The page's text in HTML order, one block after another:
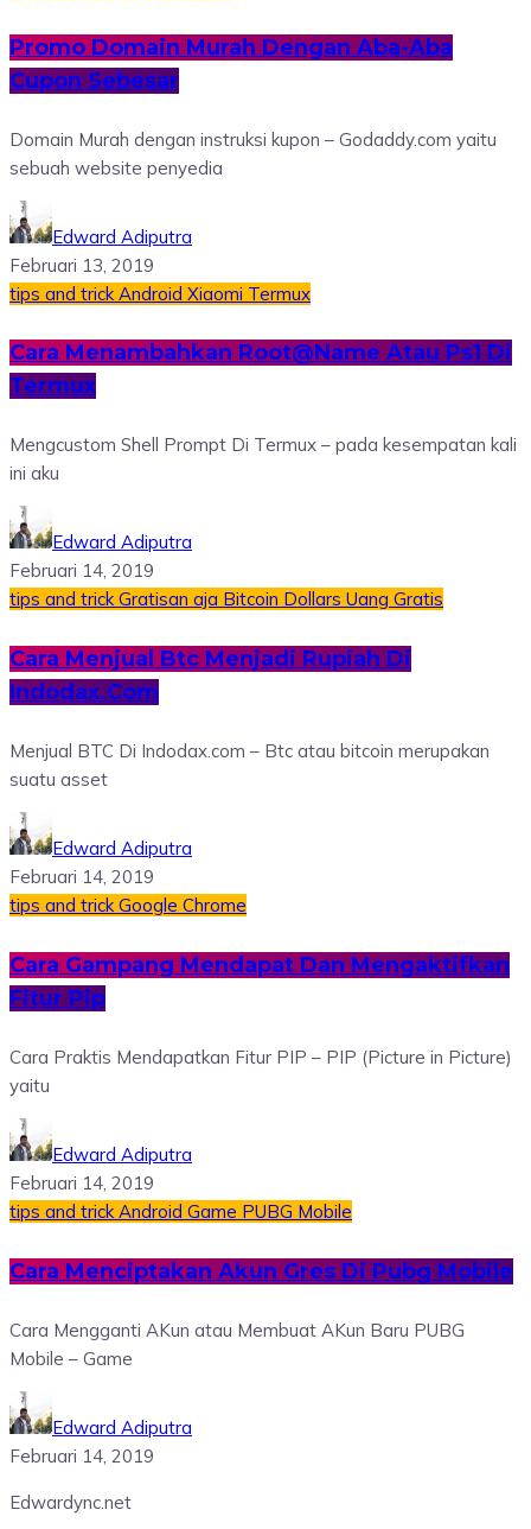
Promo Domain Murah Dengan Aba-Aba
Cupon Sebesar
Domain Murah dengan instruksi kupon – Godaddy.com yaitu
sebuah website penyedia
Edward Adiputra
Februari 13, 2019
tips and trick Android Xiaomi Termux
Cara Menambahkan Root@Name Atau Ps1 Di
Termux
Mengcustom Shell Prompt Di Termux – pada kesempatan kali
ini aku
Edward Adiputra
Februari 14, 2019
tips and trickGratisan aja Bitcoin Dollars Uang Gratis
Cara Menjual Btc Menjadi Rupiah Di
Indodax.Com
Menjual BTC Di Indodax.com – Btc atau bitcoin merupakan
suatu asset
Edward Adiputra
Februari 14, 2019
tips and trickGoogle Chrome
Cara Gampang Mendapat Dan Mengaktifkan
Fitur Pip
Cara Praktis Mendapatkan Fitur PIP – PIP (Picture in Picture)
yaitu
Edward Adiputra
Februari 14, 2019
tips and trickAndroid Game PUBG Mobile
Cara Menciptakan Akun Gres Di Pubg Mobile
Cara Mengganti AKun atau Membuat AKun Baru PUBG
Mobile – Game
Edward Adiputra
Februari 14, 2019
Edwardync.net